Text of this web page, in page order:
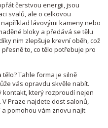
čerstvou energii, jsou
svalů, ale o celkovou
lávovými kameny nebo
bloky a předává se tělu
nim zlepšuje krevní oběh, což
to, co tělo potřebuje pro
Tahle forma je silně
vás opravdu skvěle nabít.
kontakt, který rozproudí nejen
Praze najdete dost salonů,
pomohou vám znovu najít